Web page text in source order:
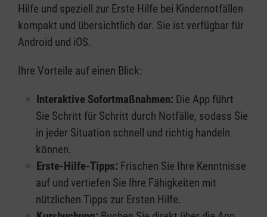
Hilfe und speziell zur Erste Hilfe bei Kindernotfällen
kompakt und übersichtlich dar. Sie ist verfügbar für
Android und iOS.
Ihre Vorteile auf einen Blick:
Interaktive Sofortmaßnahmen: Die App führt
Sie Schritt für Schritt durch Notfälle, sodass Sie
in jeder Situation schnell und richtig handeln
können.
Erste-Hilfe-Tipps: Frischen Sie Ihre Kenntnisse
auf und vertiefen Sie Ihre Fähigkeiten mit
nützlichen Tipps zur Ersten Hilfe.